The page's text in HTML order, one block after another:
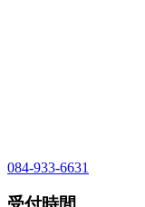
084-933-6631